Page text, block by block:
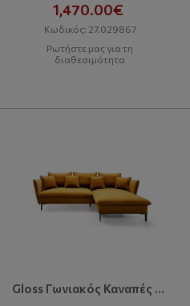
1,470.00€
Κωδικός: 27.029867
Ρωτήστε μας για τη
διαθεσιμότητα
Gloss Γωνιακός Καναπές Με Κρεβάτι Και Αποθηκευτικό Χώρο